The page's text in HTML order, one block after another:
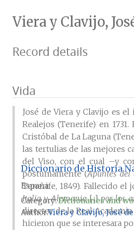
Viera y Clavijo,
Record details
Vida
José de Viera y Clavijo es
Realejos (Tenerife) en
Cristóbal de La Laguna
las tertulias de las mejores
del Viso, con el cual –y
póstumamente (Apuntes
Tenerife, 1849). Fallecido el
Italia y Alemania[...]por los
director de la Real
hicieron que se interesara
Diccionario de Historia
España
Category:Dictionaries and
AuthorViera y Clavijo, José de